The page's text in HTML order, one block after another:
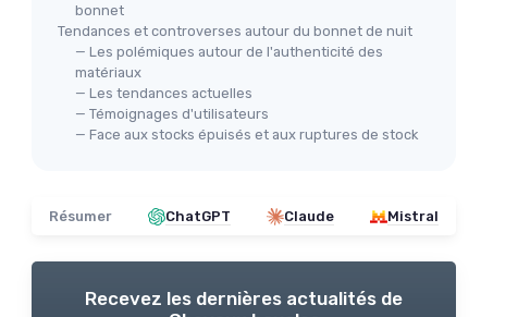
bonnet
Tendances et controverses autour du bonnet de nuit
— Les polémiques autour de l'authenticité des
matériaux
— Les tendances actuelles
— Témoignages d'utilisateurs
— Face aux stocks épuisés et aux ruptures de stock
Résumer ChatGPT Claude Mistral
Recevez les dernières actualités de